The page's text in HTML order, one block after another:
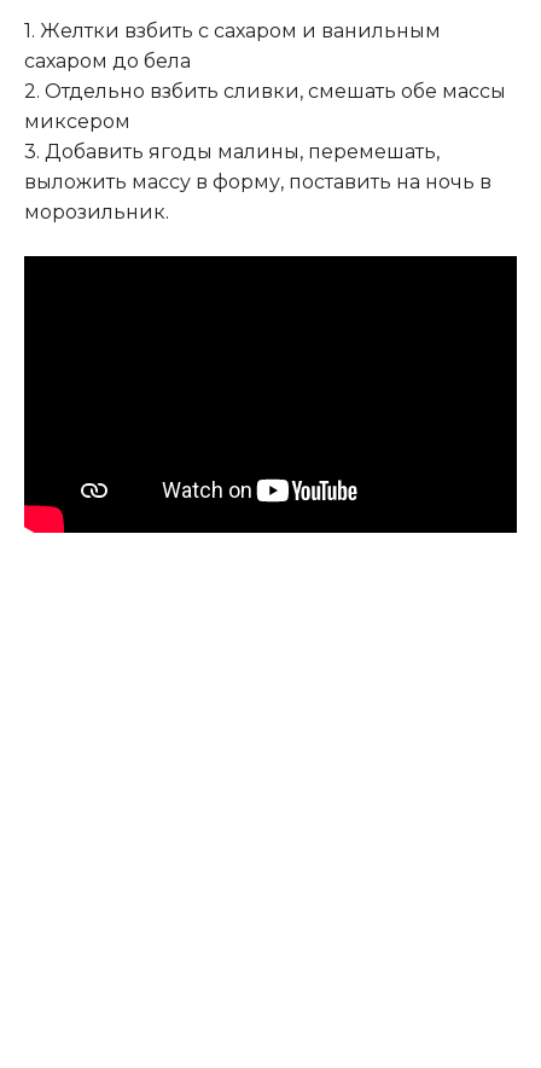
1. Желтки взбить с сахаром и ванильным
сахаром до бела
2. Отдельно взбить сливки, смешать обе массы
миксером
3. Добавить ягоды малины, перемешать,
выложить массу в форму, поставить на ночь в
морозильник.